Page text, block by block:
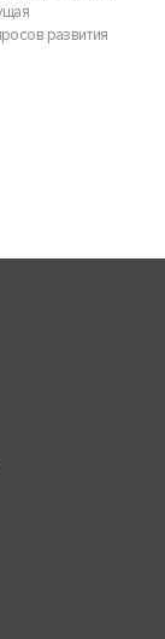
развития